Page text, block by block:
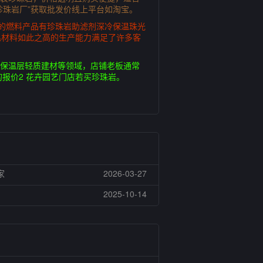
岩厂”获取批发价线上平台如淘宝。
燃料产品有珍珠岩助滤剂深冷保温珠光
料如此之高的生产能力满足了许多客
温层轻质建材等领域，店铺老板通常
价2 花卉园艺门店若买珍珠岩。
2026-03-27
2025-10-14